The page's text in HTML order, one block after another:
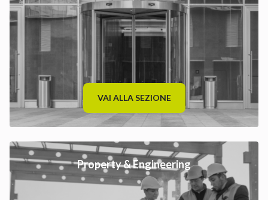
VAI ALLA SEZIONE
Property & Engineering